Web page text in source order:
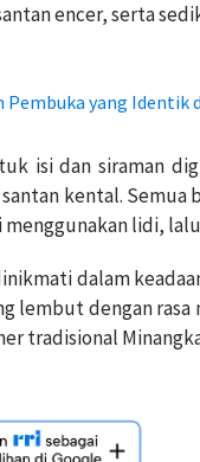
encer, serta
Pembuka yang Identik
isi dan siraman
kental.
lidi,
dalam
lembut dengan rasa
tradisional